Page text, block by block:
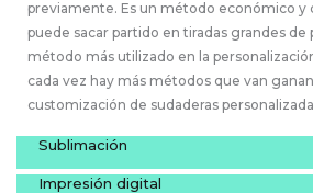
previamente. Es un método económico y
puede sacar partido en tiradas grandes de
método más utilizado en la
cada vez hay más métodos que van
customización de sudaderas
Sublimación
Impresión digital